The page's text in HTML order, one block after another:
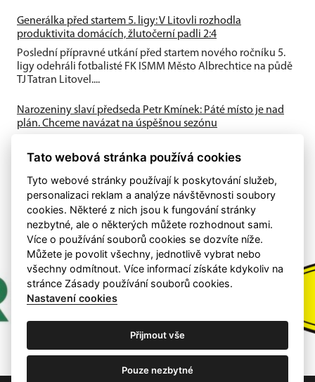
Generálka před startem 5. ligy: V Litovli rozhodla
produktivita domácích, žlutočerní padli 2:4
Poslední přípravné utkání před startem nového ročníku 5.
ligy odehráli fotbalisté FK ISMM Město Albrechtice na půdě
TJ Tatran Litovel....
Narozeniny slaví předseda Petr Kmínek: Páté místo je nad
plán. Chceme navázat na úspěšnou sezónu
výsledky. A-tým obsadil výborné 5. místo, dařilo se také
Tato webová stránka používá cookies
Tyto webové stránky používají k poskytování služeb,
personalizaci reklam a analýze návštěvnosti soubory
cookies. Některé z nich jsou k fungování stránky
nezbytné, ale o některých můžete rozhodnout sami.
Více o používání souborů cookies se dozvíte níže.
Můžete je povolit všechny, jednotlivě vybrat nebo
všechny odmítnout. Více informací získáte kdykoliv na
stránce Zásady používání souborů cookies.
Nastavení cookies
Přijmout vše
Pouze nezbytné